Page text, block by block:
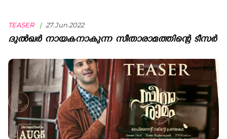
TEASER | 27.Jun.2022
ദുല്‍ഖര്‍ നായകനാകുന്ന സീതാരാമത്തിന്റെ ടീസര്‍